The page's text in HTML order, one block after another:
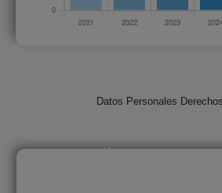
Datos Personales